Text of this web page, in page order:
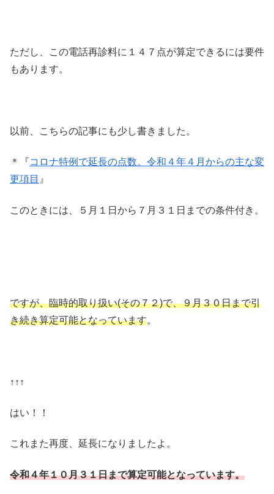
ただし、この電話再診料に１４７点が算定できるには要件
もあります。
以前、こちらの記事にも少し書きました。
＊『コロナ特例で延長の点数。令和４年４月からの主な変
更項目 』
このときには、５月１日から７月３１日までの条件付き。
ですが、臨時的取り扱い(その７２)で、９月３０日まで引
き続き算定可能となっています。
↑↑↑
はい！！
これまた再度、延長になりましたよ。
令和４年１０月３１日まで算定可能となっています。